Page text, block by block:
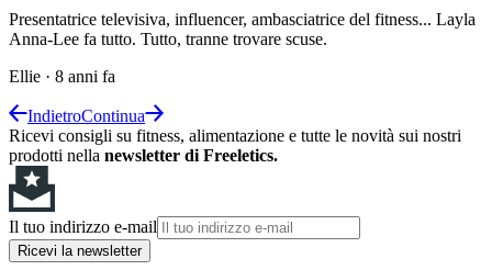
Presentatrice televisiva, influencer, ambasciatrice del fitness... Layla
Anna-Lee fa tutto. Tutto, tranne trovare scuse.
Ellie · 8 anni fa
IndietroContinua
Ricevi consigli su fitness, alimentazione e tutte le novità sui nostri
prodotti nella newsletter di Freeletics.
Il tuo indirizzo e-mail
Ricevi la newsletter